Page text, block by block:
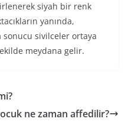
siyah bir renk
yanında,
sivilceler ortaya
meydana gelir.
ne zaman affedilir?